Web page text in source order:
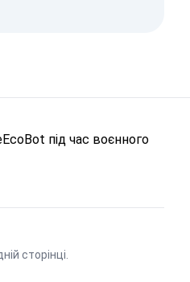
під час воєнного
сторінці.